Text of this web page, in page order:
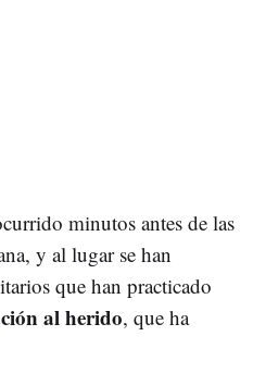
minutos antes de las
y al lugar se han
que han practicado
al herido, que ha